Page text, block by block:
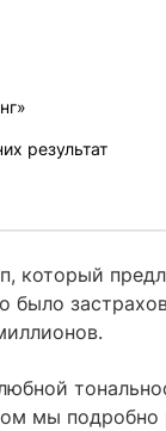
результат
который
мы подробно